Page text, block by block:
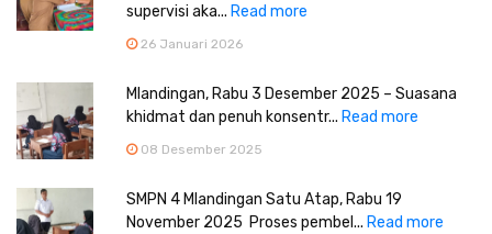
supervisi aka... Read more
26 Januari 2026
Mlandingan, Rabu 3 Desember 2025 – Suasana
khidmat dan penuh konsentr... Read more
08 Desember 2025
SMPN 4 Mlandingan Satu Atap, Rabu 19
November 2025 Proses pembel... Read more